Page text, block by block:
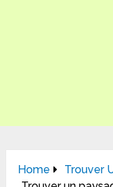
Home Trouver